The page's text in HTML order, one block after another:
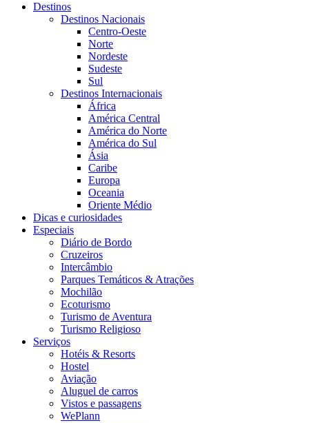
Destinos
Destinos Nacionais
Centro-Oeste
Norte
Nordeste
Sudeste
Sul
Destinos Internacionais
África
América Central
América do Norte
América do Sul
Ásia
Caribe
Europa
Oceania
Oriente Médio
Dicas e curiosidades
Especiais
Diário de Bordo
Cruzeiros
Intercâmbio
Parques Temáticos & Atrações
Mochilão
Ecoturismo
Turismo de Aventura
Turismo Religioso
Serviços
Hotéis & Resorts
Hostel
Aviação
Aluguel de carros
Vistos e passagens
WePlann